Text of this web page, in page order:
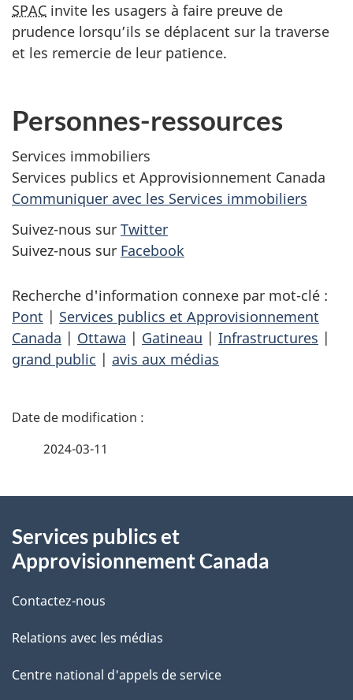
SPAC invite les usagers à faire preuve de
prudence lorsqu’ils se déplacent sur la traverse
et les remercie de leur patience.
Personnes-ressources
Services immobiliers
Services publics et Approvisionnement Canada
Communiquer avec les Services immobiliers
Suivez-nous sur Twitter
Suivez-nous sur Facebook
Recherche d'information connexe par mot-clé :
Pont | Services publics et Approvisionnement
Canada | Ottawa | Gatineau | Infrastructures |
grand public | avis aux médias
D
i
s
d
e
2024-03-11
propos
de
ce
site
Services publics et
Approvisionnement Canada
Contactez-nous
Relations avec les médias
Centre national d'appels de service